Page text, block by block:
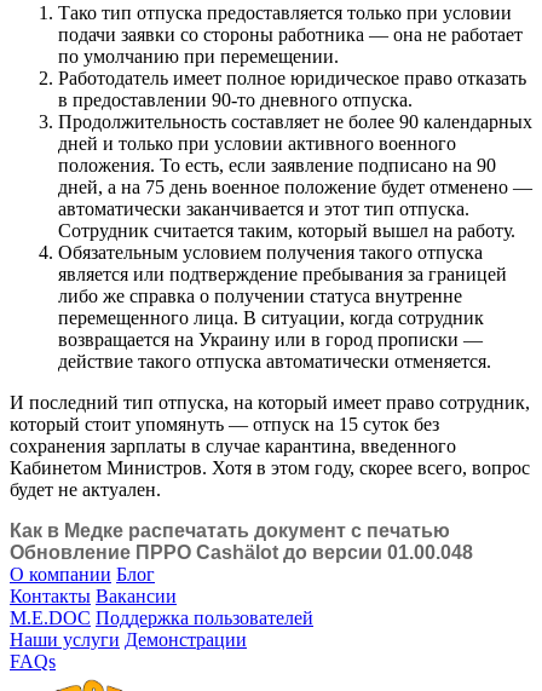
Тако тип отпуска предоставляется только при условии
подачи заявки со стороны работника — она не работает
по умолчанию при перемещении.
Работодатель имеет полное юридическое право отказать
в предоставлении 90-то дневного отпуска.
Продолжительность составляет не более 90 календарных
дней и только при условии активного военного
положения. То есть, если заявление подписано на 90
дней, а на 75 день военное положение будет отменено —
автоматически заканчивается и этот тип отпуска.
Сотрудник считается таким, который вышел на работу.
Обязательным условием получения такого отпуска
является или подтверждение пребывания за границей
либо же справка о получении статуса внутренне
перемещенного лица. В ситуации, когда сотрудник
возвращается на Украину или в город прописки —
действие такого отпуска автоматически отменяется.
И последний тип отпуска, на который имеет право сотрудник,
который стоит упомянуть — отпуск на 15 суток без
сохранения зарплаты в случае карантина, введенного
Кабинетом Министров. Хотя в этом году, скорее всего, вопрос
будет не актуален.
Как в Медке распечатать документ с печатью
Обновление ПРРО Cashӓlot до версии 01.00.048
О компании Блог
Контакты Вакансии
M.E.DOC Поддержка пользователей
Наши услуги Демонстрации
FAQs